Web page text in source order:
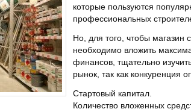
которые пользуются
профессиональных
Но, для того, чтобы магазин
необходимо вложить
финансов, тщательно
рынок, так как конкуренция
Стартовый капитал.
Количество вложенных